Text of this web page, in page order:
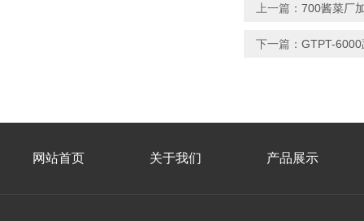
上一篇： 700酱菜厂
下一篇： GTPT-
网站首页 关于我们 产品展示